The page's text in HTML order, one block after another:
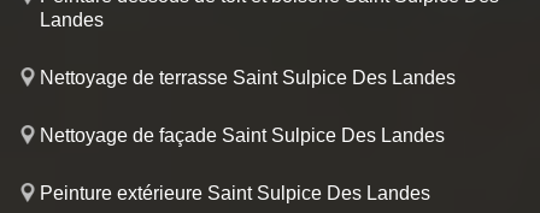
Landes
Nettoyage de terrasse Saint Sulpice Des Landes
Nettoyage de façade Saint Sulpice Des Landes
Peinture extérieure Saint Sulpice Des Landes